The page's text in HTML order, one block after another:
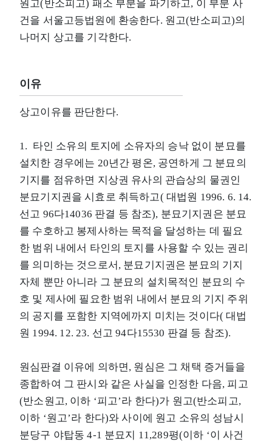
원고(반소피고) 패소 부분을 파기하고, 이 부분 사
건을 서울고등법원에 환송한다. 원고(반소피고)의
나머지 상고를 기각한다.
이유
상고이유를 판단한다.
1. 타인 소유의 토지에 소유자의 승낙 없이 분묘를
설치한 경우에는 20년간 평온, 공연하게 그 분묘의
기지를 점유하면 지상권 유사의 관습상의 물권인
분묘기지권을 시효로 취득하고( 대법원 1996. 6. 14.
선고 96다14036 판결 등 참조), 분묘기지권은 분묘
를 수호하고 봉제사하는 목적을 달성하는 데 필요
한 범위 내에서 타인의 토지를 사용할 수 있는 권리
를 의미하는 것으로서, 분묘기지권은 분묘의 기지
자체 뿐만 아니라 그 분묘의 설치목적인 분묘의 수
호 및 제사에 필요한 범위 내에서 분묘의 기지 주위
의 공지를 포함한 지역에까지 미치는 것이다( 대법
원 1994. 12. 23. 선고 94다15530 판결 등 참조).
원심판결 이유에 의하면, 원심은 그 채택 증거들을
종합하여 그 판시와 같은 사실을 인정한 다음, 피고
(반소원고, 이하 ‘피고’라 한다)가 원고(반소피고,
이하 ‘원고’라 한다)와 사이에 원고 소유의 성남시
분당구 야탑동 4-1 분묘지 11,289평(이하 ‘이 사건